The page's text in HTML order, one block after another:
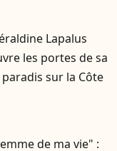
Lapalus
les portes de sa
sur la Côte
de ma vie" :